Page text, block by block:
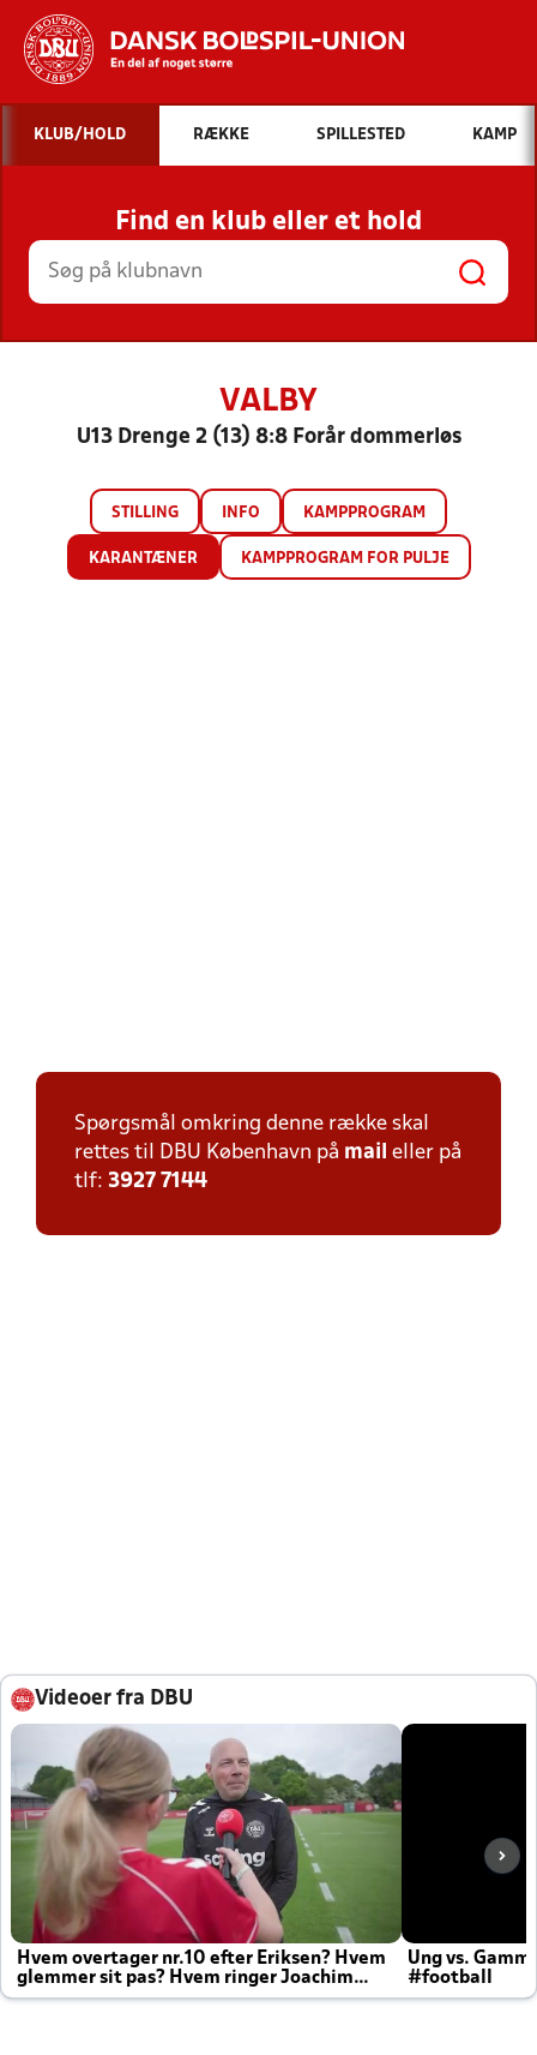
Hvad vil du søge efter?
INDHOLD OG NYHEDER
STILLINGER, RESULTATER, KLUBBER OG
HOLD
KLUB/HOLD RÆKKE SPILLESTED KAMP
Find en klub eller et hold
VALBY
U13 Drenge 2 (13) 8:8 Forår dommerløs
STILLING INFO KAMPPROGRAM
KARANTÆNER KAMPPROGRAM FOR PULJE
Spørgsmål omkring denne række skal
rettes til DBU København på mail eller på
tlf: 3927 7144
Videoer fra DBU
Hvem overtager nr.10 efter Eriksen? Hvem
glemmer sit pas? Hvem ringer Joachim
altid til efter kampe?
Ung vs.
#football